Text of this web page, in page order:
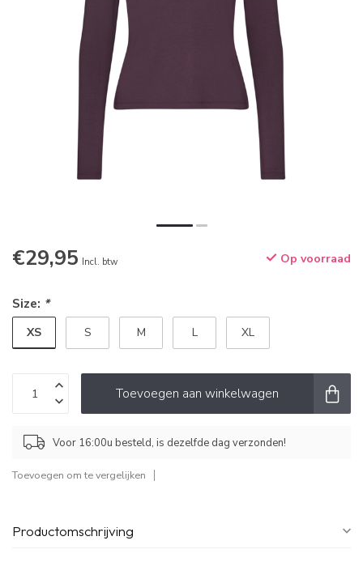
€29,95 Incl. btw Op voorraad
Size: *
XS S M L XL
Toevoegen aan winkelwagen
Voor 16:00u besteld, is dezelfde dag verzonden!
Toevoegen om te vergelijken
Productomschrijving